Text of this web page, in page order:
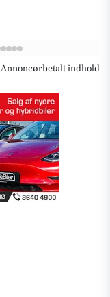
Annoncørbetalt indhold